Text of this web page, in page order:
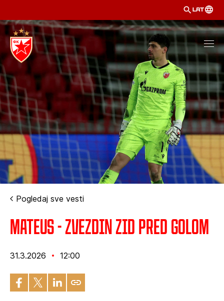
LAT
Pogledaj sve vesti
Mateus - Zvezdin zid pred golom
31.3.2026 12:00